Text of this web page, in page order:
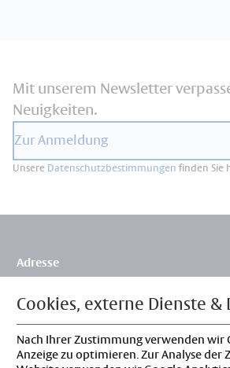
Mit unserem Newsletter
Neuigkeiten.
Zur Anmeldung
Unsere Datenschutzbestimmungen finden Sie
Adresse
Siegburger Str. 229b
Deutschland
Kontakt
Cookies, externe Dienste &
Nach Ihrer Zustimmung verwenden wir
Anzeige zu optimieren. Zur Analyse der